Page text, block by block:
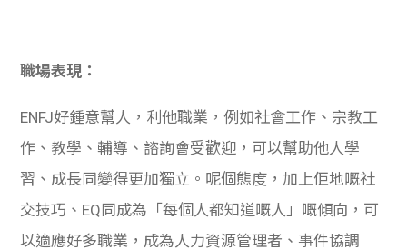
職場表現：
ENFJ好鍾意幫人，利他職業，例如社會工作、宗教工
作、教學、輔導、諮詢會受歡迎，可以幫助他人學
習、成長同變得更加獨立。呢個態度，加上佢地嘅社
交技巧、EQ同成為「每個人都知道嘅人」嘅傾向，可
以適應好多職業，成為人力資源管理者、事件協調